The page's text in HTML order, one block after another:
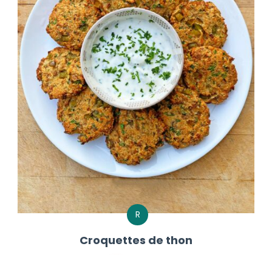
R
Croquettes de thon